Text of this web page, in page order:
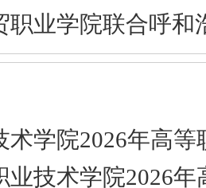
职业学院联合呼和
术学院2026年高等
业技术学院2026年